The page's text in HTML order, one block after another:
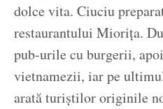
dolce vita. Ciuciu
restaurantului Miorița.
pub-urile cu burgerii,
vietnamezii, iar pe
arată turiștilor originile